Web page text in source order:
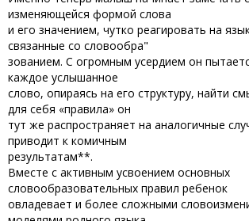
изменяющейся формой слова
и его значением, чутко реагировать на
связанные со словообра"
зованием. С огромным усердием он
каждое услышанное
слово, опираясь на его структуру, найти
для себя «правила» он
тут же распространяет на аналогичные
приводит к комичным
результатам**.
Вместе с активным усвоением основных
словообразовательных правил ребенок
овладевает и более сложными